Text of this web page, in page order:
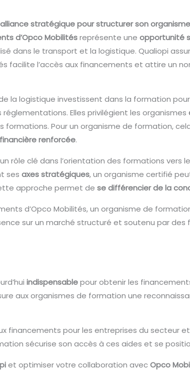
stratégique pour structurer son
d’Opco Mobilitésreprésente uneopportunité
dans le transport et la logistique. Qualiopi
facilite l’accès aux financements et attire un
la logistique investissent dans la formation
Elles privilégient les organismes
formations. Pour un organisme de formation,
renforcée.
rôle clé dans l’orientation des formations vers
sesaxes stratégiques, un organisme certifié
approche permet dese différencier de la
d’Opco Mobilités, un organisme de
sur un marché structuré et soutenu par des
indispensablepour obtenir les
aux organismes de formation une
financements pour les entreprises du secteur
sécurise son accès à ces aides et se
et optimiser votre collaboration avecOpco